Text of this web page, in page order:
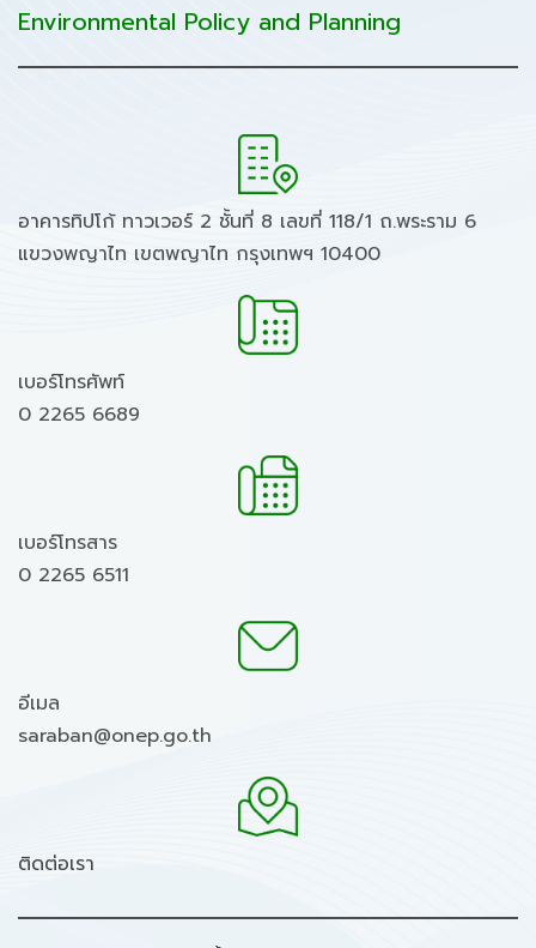
Environmental Policy and Planning
อาคารทิปโก้ ทาวเวอร์ 2 ชั้นที่ 8 เลขที่ 118/1 ถ.พระราม 6
แขวงพญาไท เขตพญาไท กรุงเทพฯ 10400
เบอร์โทรศัพท์
0 2265 6689
เบอร์โทรสาร
0 2265 6511
อีเมล
saraban@onep.go.th
ติดต่อเรา